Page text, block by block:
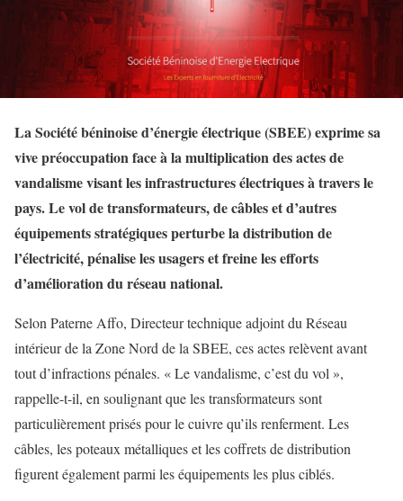
La Société béninoise d’énergie électrique (SBEE) exprime sa
vive préoccupation face à la multiplication des actes de
vandalisme visant les infrastructures électriques à travers le
pays. Le vol de transformateurs, de câbles et d’autres
équipements stratégiques perturbe la distribution de
l’électricité, pénalise les usagers et freine les efforts
d’amélioration du réseau national.
Selon Paterne Affo, Directeur technique adjoint du Réseau
intérieur de la Zone Nord de la SBEE, ces actes relèvent avant
tout d’infractions pénales. « Le vandalisme, c’est du vol »,
rappelle-t-il, en soulignant que les transformateurs sont
particulièrement prisés pour le cuivre qu’ils renferment. Les
câbles, les poteaux métalliques et les coffrets de distribution
figurent également parmi les équipements les plus ciblés.